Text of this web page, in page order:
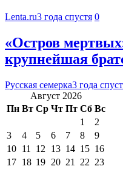
Lenta.ru3 года спустя 0
«Остров
крупнейшая
Русская семерка3 года
Август 2026
Пн Вт Ср Чт Пт Сб Вс
1
2
3
4 5 6 7 8
9
10 11 12 13 14 15 16
17 18 19 20 21 22 23